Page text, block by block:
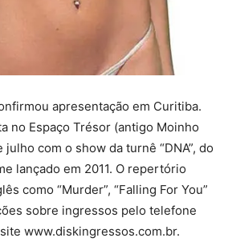
apresentação em Curitiba.
no Espaço Trésor (antigo Moinho
com o show da turnê “DNA”, do
lançado em 2011. O repertório
como “Murder”, “Falling For You”
sobre ingressos pelo telefone
www.diskingressos.com.br.